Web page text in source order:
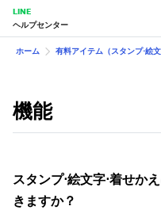
LINE
ヘルプセンター
ホーム 有料アイテム（スタンプ⋅絵文
機能
スタンプ⋅絵文字⋅着せか
きますか？